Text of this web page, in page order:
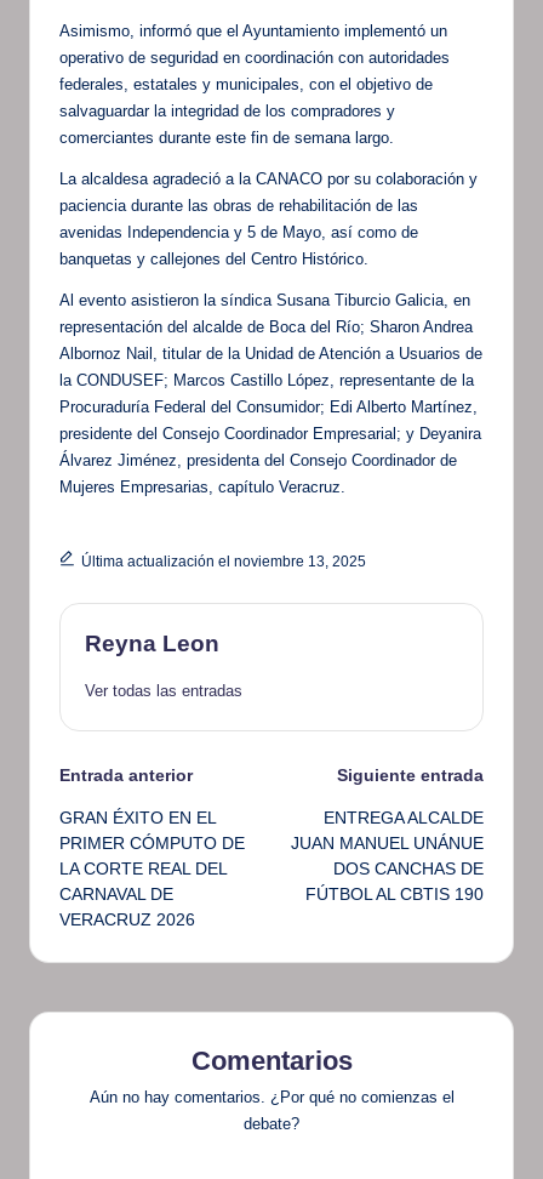
Asimismo, informó que el Ayuntamiento implementó un
operativo de seguridad en coordinación con autoridades
federales, estatales y municipales, con el objetivo de
salvaguardar la integridad de los compradores y
comerciantes durante este fin de semana largo.
La alcaldesa agradeció a la CANACO por su colaboración y
paciencia durante las obras de rehabilitación de las
avenidas Independencia y 5 de Mayo, así como de
banquetas y callejones del Centro Histórico.
Al evento asistieron la síndica Susana Tiburcio Galicia, en
representación del alcalde de Boca del Río; Sharon Andrea
Albornoz Nail, titular de la Unidad de Atención a Usuarios de
la CONDUSEF; Marcos Castillo López, representante de la
Procuraduría Federal del Consumidor; Edi Alberto Martínez,
presidente del Consejo Coordinador Empresarial; y Deyanira
Álvarez Jiménez, presidenta del Consejo Coordinador de
Mujeres Empresarias, capítulo Veracruz.
Última actualización el noviembre 13, 2025
Reyna Leon
Ver todas las entradas
Navegación
de
entradas
Entrada anterior
GRAN ÉXITO EN EL
PRIMER CÓMPUTO DE
LA CORTE REAL DEL
CARNAVAL DE
VERACRUZ 2026
Siguiente entrada
ENTREGA ALCALDE
JUAN MANUEL UNÁNUE
DOS CANCHAS DE
FÚTBOL AL CBTIS 190
Comentarios
Aún no hay comentarios. ¿Por qué no comienzas el
debate?